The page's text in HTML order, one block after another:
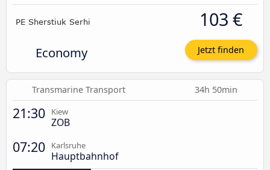
Economy
103 €
Jetzt finden
Transmarine Transport 34h 50min
21:30 Kiew
ZOB
07:20 Karlsruhe
Hauptbahnhof